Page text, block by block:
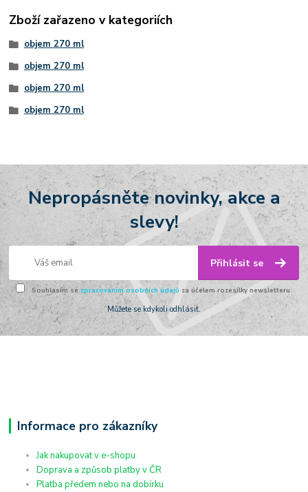
Zboží zařazeno v kategoriích
objem 270 ml
objem 270 ml
objem 270 ml
objem 270 ml
Nepropásněte novinky, akce a
slevy!
Přihlásit se
Souhlasím se zpracováním osobních údajů za účelem rozesílky newsletteru.
Můžete se kdykoli odhlásit.
Informace pro zákazníky
Jak nakupovat v e-shopu
Doprava a způsob platby v ČR
Platba předem nebo na dobírku